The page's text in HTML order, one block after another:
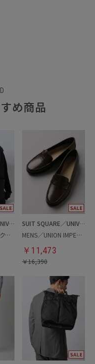
め商品
SUIT SQUARE／UNIVERSAL LANGUAGE
最高バッグ／バックパック
SUIT SQUARE／UNIVERSAL LANGUAGE
MENS／UNION IMPERIAL監修／コインローファー
￥ 11,473
￥16,390